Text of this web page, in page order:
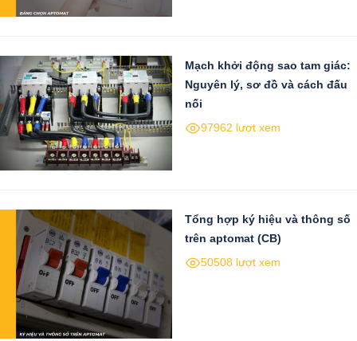
Mạch khởi động sao tam giác:
Nguyên lý, sơ đồ và cách đấu
nối
97962 lượt xem
Tổng hợp ký hiệu và thông số
trên aptomat (CB)
50508 lượt xem